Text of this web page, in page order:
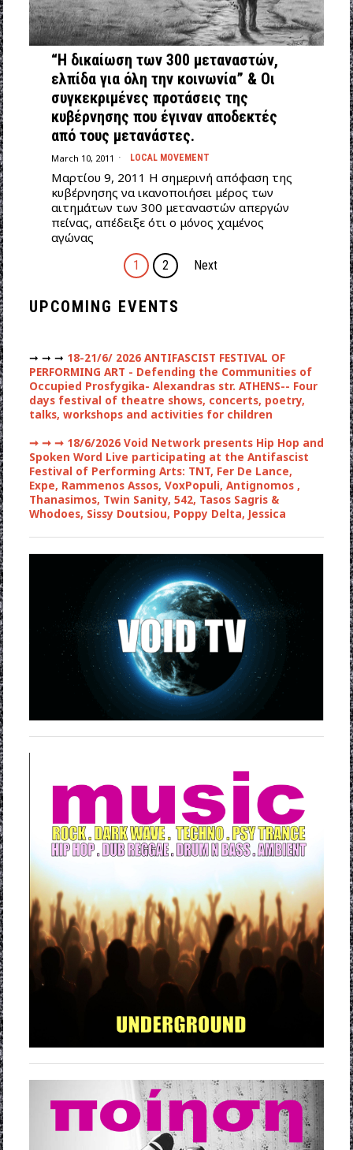
“Η δικαίωση των 300 μεταναστών,
ελπίδα για όλη την κοινωνία” & Οι
συγκεκριμένες προτάσεις της
κυβέρνησης που έγιναν αποδεκτές
από τους μετανάστες.
March 10, 2011 LOCAL MOVEMENT
Μαρτίου 9, 2011 Η σημερινή απόφαση της
κυβέρνησης να ικανοποιήσει μέρος των
αιτημάτων των 300 μεταναστών απεργών
πείνας, απέδειξε ότι ο μόνος χαμένος
αγώνας
1 2 Next
UPCOMING EVENTS
➞ ➞ ➞ 18-21/6/ 2026 ANTIFASCIST FESTIVAL OF
PERFORMING ART - Defending the Communities of
Occupied Prosfygika- Alexandras str. ATHENS-- Four
days festival of theatre shows, concerts, poetry,
talks, workshops and activities for children
➞ ➞ ➞18/6/2026 Void Network presents Hip Hop and
Spoken Word Live participating at the Antifascist
Festival of Performing Arts: TNT, Fer De Lance,
Expe, Rammenos Assos, VoxPopuli, Antignomos ,
Thanasimos, Twin Sanity, 542, Tasos Sagris &
Whodoes, Sissy Doutsiou, Poppy Delta, Jessica